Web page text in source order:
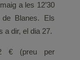
a les 12’30
Blanes. Els
a dir, el dia 27.
€ (preu per